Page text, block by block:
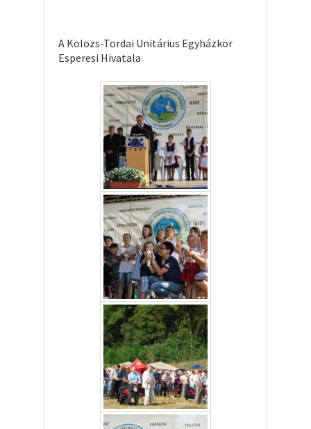
A Kolozs-Tordai Unitárius Egyházkör
Esperesi Hivatala